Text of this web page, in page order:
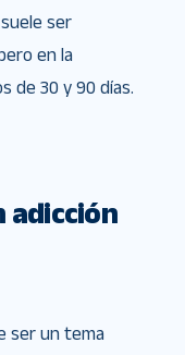
ser
en la
de 30 y 90 días.
adicción
ser un tema